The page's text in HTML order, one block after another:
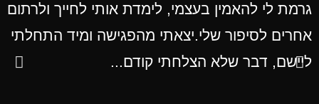
גרמת לי להאמין בעצמי, לימדת אותי לחייך ולרתום
אחרים לסיפור שלי.יצאתי מהפגישה ומיד התחלתי
ליישם, דבר שלא הצלחתי קודם...